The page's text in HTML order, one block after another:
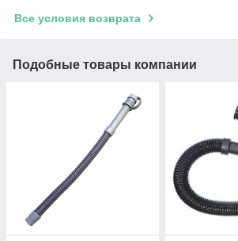
Все условия возврата
Подобные товары компании